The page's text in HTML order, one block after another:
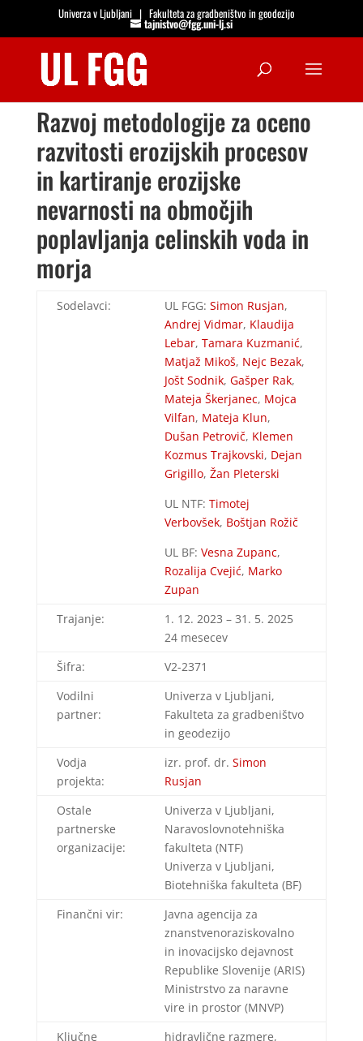
Univerza v Ljubljani |Fakulteta za gradbeništvo in geodezijo
tajnistvo@fgg.uni-lj.si
Razvoj metodologije za oceno
razvitosti erozijskih procesov
in kartiranje erozijske
nevarnosti na območjih
poplavljanja celinskih voda in
morja
Sodelavci: UL FGG: Simon Rusjan,
Andrej Vidmar, Klaudija
Lebar, Tamara Kuzmanić,
Matjaž Mikoš, Nejc Bezak,
Jošt Sodnik, Gašper Rak,
Mateja Škerjanec, Mojca
Vilfan, Mateja Klun,
Dušan Petrovič, Klemen
Kozmus Trajkovski, Dejan
Grigillo, Žan Pleterski
UL NTF: Timotej
Verbovšek, Boštjan Rožič
UL BF: Vesna Zupanc,
Rozalija Cvejić, Marko
Zupan
Trajanje:
1. 12. 2023 – 31. 5. 2025
24 mesecev
Šifra:
V2-2371
Vodilni
partner:
Univerza v Ljubljani,
Fakulteta za gradbeništvo
in geodezijo
Vodja
projekta:
izr. prof. dr. Simon
Rusjan
Ostale
partnerske
organizacije:
Univerza v Ljubljani,
Naravoslovnotehniška
fakulteta (NTF)
Univerza v Ljubljani,
Biotehniška fakulteta (BF)
Finančni vir:
Javna agencija za
znanstvenoraziskovalno
in inovacijsko dejavnost
Republike Slovenije (ARIS)
Ministrstvo za naravne
vire in prostor (MNVP)
Ključne
hidravlične razmere,